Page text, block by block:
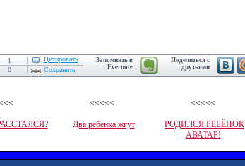
1
Цитировать
0 Сохранить
Запомнить в
Evernote
Поделиться с
друзьями
<<<<<
Два ребенка жгут
<<<<<
РОДИЛСЯ РЕБЁНОК
АВАТАР!